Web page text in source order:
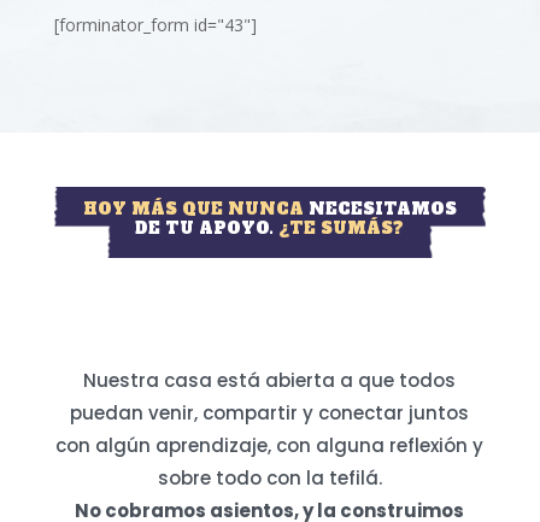
[forminator_form id="43"]
HOY MÁS QUE NUNCA NECESITAMOS
DE TU APOYO. ¿TE SUMÁS?
Nuestra casa está abierta a que todos
puedan venir, compartir y conectar juntos
con algún aprendizaje, con alguna reflexión y
sobre todo con la tefilá.
No cobramos asientos, y la construimos